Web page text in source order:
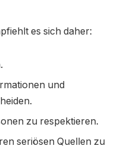
es sich daher:
und
zu respektieren.
seriösen Quellen zu